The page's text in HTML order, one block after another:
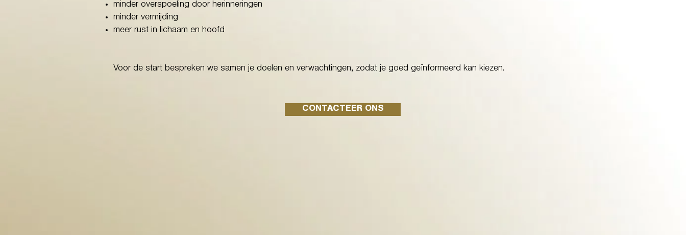
minder overspoeling door herinneringen
minder vermijding
meer rust in lichaam en hoofd
Voor de start bespreken we samen je doelen en verwachtingen, zodat je goed geïnformeerd kan kiezen.
CONTACTEER ONS